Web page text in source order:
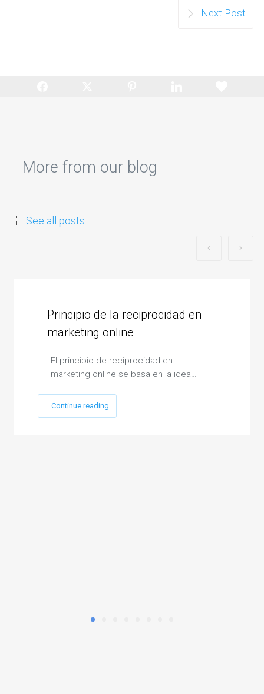
Next Post
More from our blog
See all posts
Principio de la reciprocidad en
marketing online
El principio de reciprocidad en
marketing online se basa en la idea…
Continue reading